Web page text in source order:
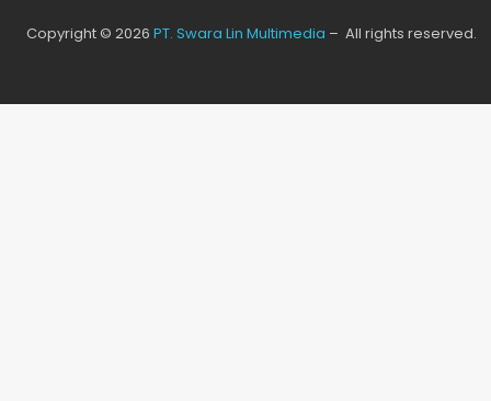
Copyright © 2026 PT. Swara Lin Multimedia – All rights reserved.